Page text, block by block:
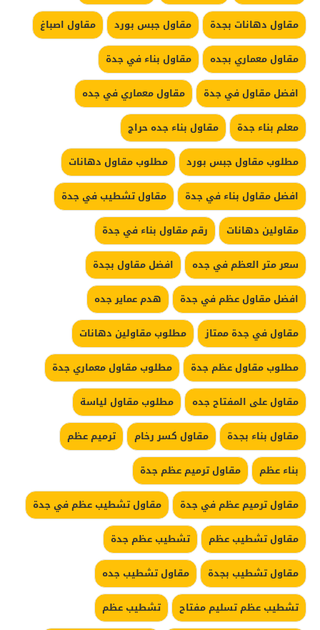
مقاول دهانات بجدة
مقاول جبس بورد
مقاول اصباغ
مقاول معماري بجده
مقاول بناء في جدة
افضل مقاول في جدة
مقاول معماري في جده
معلم بناء جدة
مقاول بناء جده حراج
مطلوب مقاول جبس بورد
مطلوب مقاول دهانات
افضل مقاول بناء في جدة
مقاول تشطيب في جدة
مقاولين دهانات
رقم مقاول بناء في جدة
سعر متر العظم في جده
افضل مقاول بجدة
افضل مقاول عظم في جدة
هدم عماير جده
مقاول في جدة ممتاز
مطلوب مقاولين دهانات
مطلوب مقاول عظم جدة
مطلوب مقاول معماري جدة
مقاول على المفتاح جده
مطلوب مقاول لياسة
مقاول بناء بجدة
مقاول كسر رخام
ترميم عظم
بناء عظم
مقاول ترميم عظم جدة
مقاول ترميم عظم في جدة
مقاول تشطيب عظم في جدة
مقاول تشطيب عظم
تشطيب عظم جدة
مقاول تشطيب بجدة
مقاول تشطيب جده
تشطيب عظم تسليم مفتاح
تشطيب عظم